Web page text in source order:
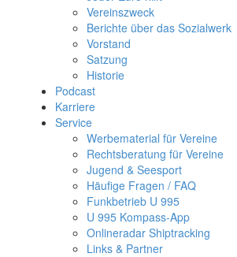
Vereinszweck
Berichte über das Sozialwerk
Vorstand
Satzung
Historie
Podcast
Karriere
Service
Werbematerial für Vereine
Rechtsberatung für Vereine
Jugend & Seesport
Häufige Fragen / FAQ
Funkbetrieb U 995
U 995 Kompass-App
Onlineradar Shiptracking
Links & Partner